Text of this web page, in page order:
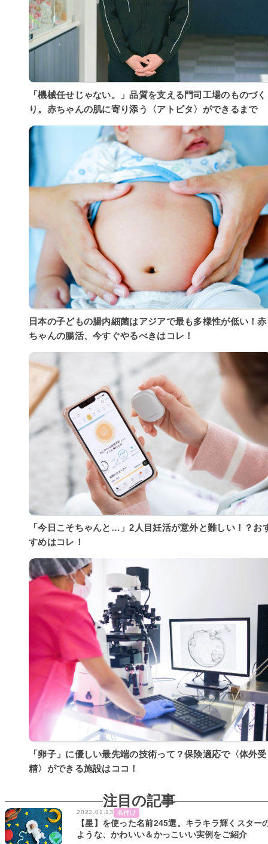
「機械任せじゃない。」品質を支える門司工場のものづく
り。赤ちゃんの肌に寄り添う〈アトピタ〉ができるまで
日本の子どもの腸内細菌はアジアで最も多様性が低い！赤
ちゃんの腸活、今すぐやるべきはコレ！
「今日こそちゃんと…」2人目妊活が意外と難しい！？お
すめはコレ！
「卵子」に優しい最先端の技術って？保険適応で〈体外受
精〉ができる施設はココ！
注目の記事
2022.01.13 名付け
【星】を使った名前245選。キラキラ輝くスター
ような、かわいい＆かっこいい実例をご紹介